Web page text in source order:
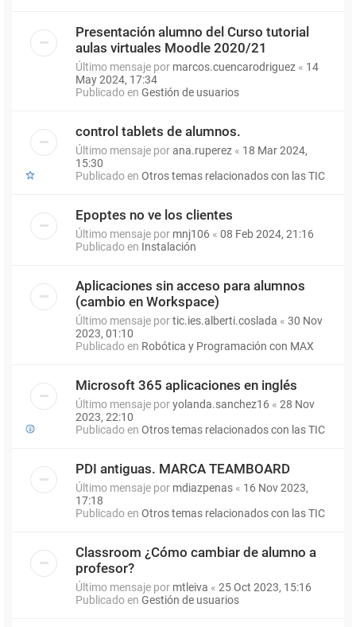
Presentación alumno del Curso tutorial
aulas virtuales Moodle 2020/21
Último mensaje por marcos.cuencarodriguez « 14
May 2024, 17:34
Publicado en Gestión de usuarios
control tablets de alumnos.
Último mensaje porana.ruperez « 18 Mar 2024,
15:30
Publicado en Otros temas relacionados con las TIC
Epoptes no ve los clientes
Último mensaje por mnj106 « 08 Feb 2024, 21:16
Publicado en Instalación
Aplicaciones sin acceso para alumnos
(cambio en Workspace)
Último mensaje portic.ies.alberti.coslada « 30 Nov
2023, 01:10
Publicado en Robótica y Programación con MAX
Microsoft 365 aplicaciones en inglés
Último mensaje poryolanda.sanchez16 « 28 Nov
2023, 22:10
Publicado en Otros temas relacionados con las TIC
PDI antiguas. MARCA TEAMBOARD
Último mensaje por mdiazpenas « 16 Nov 2023,
17:18
Publicado en Otros temas relacionados con las TIC
Classroom ¿Cómo cambiar de alumno a
profesor?
Último mensaje por mtleiva « 25 Oct 2023, 15:16
Publicado en Gestión de usuarios